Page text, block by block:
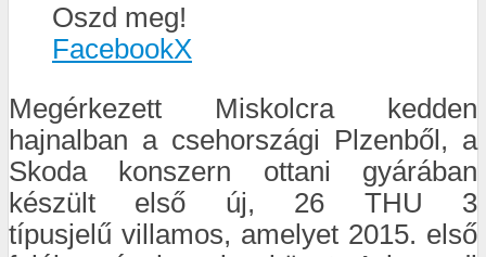
Oszd meg!
FacebookX
Megérkezett Miskolcra kedden
hajnalban a csehországi Plzenből, a
Skoda konszern ottani gyárában
készült első új, 26 THU 3
típusjelű villamos, amelyet 2015. első